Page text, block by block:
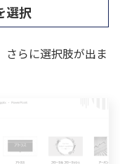
選択
さらに選択肢が出ま